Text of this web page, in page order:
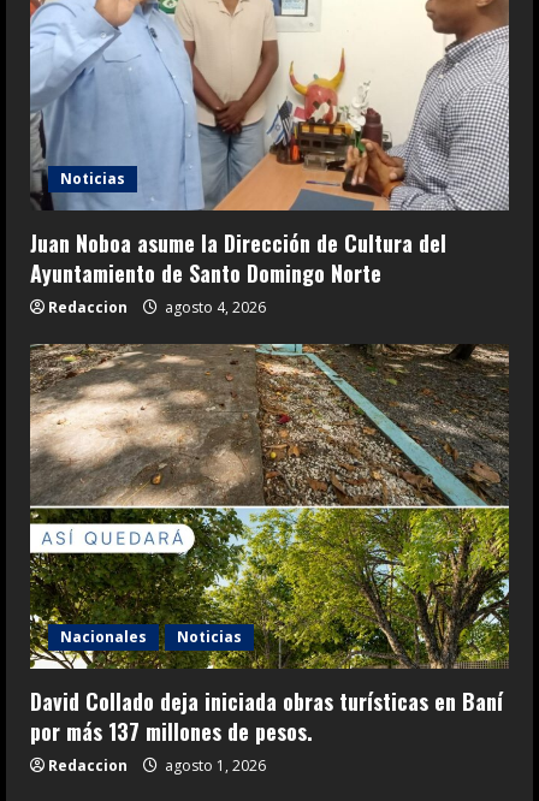
Noticias
Juan Noboa asume la Dirección de Cultura del
Ayuntamiento de Santo Domingo Norte
Redaccion agosto 4, 2026
Nacionales Noticias
David Collado deja iniciada obras turísticas en Baní
por más 137 millones de pesos.
Redaccion agosto 1, 2026